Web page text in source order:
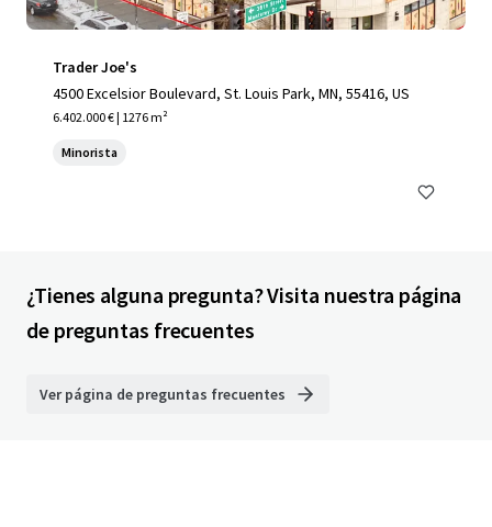
Trader Joe's
4500 Excelsior Boulevard, St. Louis Park, MN, 55416, US
6.402.000 € | 1276 m²
Minorista
¿Tienes alguna pregunta? Visita nuestra página
de preguntas frecuentes
Ver página de preguntas frecuentes